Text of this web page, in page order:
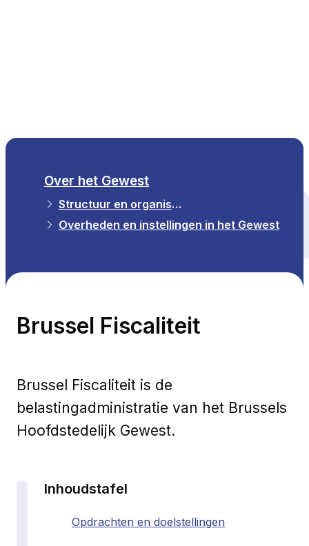
Alle thema's
Over het Gewest
Structuur en organisatie
Overheden en instellingen in het Gewest
Brussel Fiscaliteit
Brussel Fiscaliteit is de
belastingadministratie van het Brussels
Hoofdstedelijk Gewest.
Inhoudstafel
Opdrachten en doelstellingen